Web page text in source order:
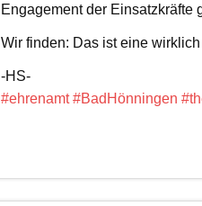
Engagement der Einsatzkräfte
Wir finden: Das ist eine
-HS-
#ehrenamt #BadHönningen